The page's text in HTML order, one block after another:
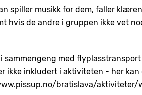
spiller musikk for dem, faller
hvis de andre i gruppen ikke vet
sammengeng med
ikke inkludert i aktiviteten - her
bratislava/